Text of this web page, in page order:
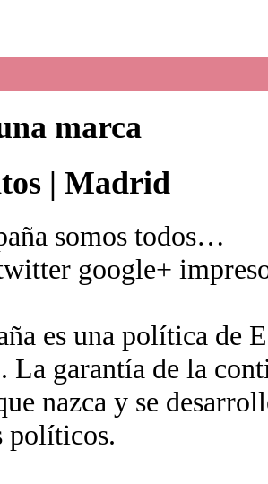
marca
| Madrid
somos todos…
google+
es una política de
La garantía de la
nazca y se
políticos.